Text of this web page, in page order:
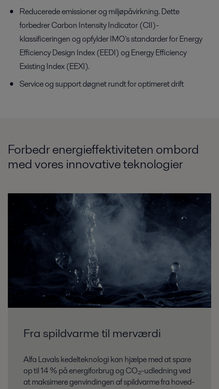
Reduceredeemissioner og miljøpåvirkning.Dette
forbedrer Carbon Intensity Indicator (CII)-
klassificeringen og opfylder IMO's standarder for Energy
Efficiency Design Index (EEDI) og Energy Efficiency
Existing Index (EEXI).
Service og support døgnet rundt for optimeret drift
Forbedr energieffektiviteten ombord
med vores innovative teknologier
Fra spildvarme til merværdi
Alfa Lavals kedelteknologi kan hjælpe med at spare
op til 14 % på energiforbrug og CO₂-udledning ved
at maksimere genvindingen af spildvarme fra hoved-